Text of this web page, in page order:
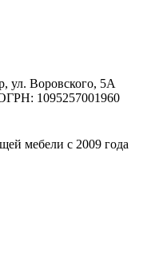
ул. Воровского, 5А
1095257001960
мебели с 2009 года